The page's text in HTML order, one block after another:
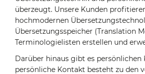
überzeugt. Unsere Kunden
hochmodernen
Übersetzungsspeicher (Translation
Terminologielisten erstellen und
Darüber hinaus gibt es persönlichen
persönliche Kontakt besteht zu den